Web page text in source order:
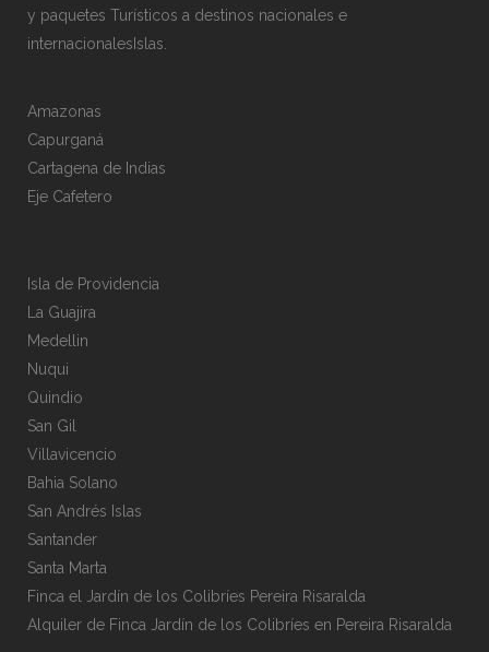
y paquetes Turísticos a destinos nacionales e
internacionalesIslas.
Amazonas
Capurganá
Cartagena de Indias
Eje Cafetero
Isla de Providencia
La Guajira
Medellin
Nuqui
Quindio
San Gil
Villavicencio
Bahia Solano
San Andrés Islas
Santander
Santa Marta
Finca el Jardín de los Colibríes Pereira Risaralda
Alquiler de Finca Jardín de los Colibríes en Pereira Risaralda